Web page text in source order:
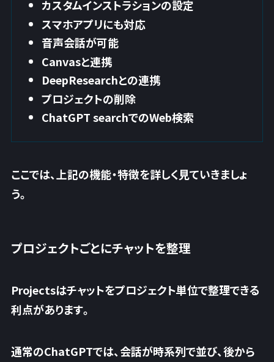
カスタムインストラションの設定
スマホアプリにも対応
音声会話が可能
Canvasと連携
DeepResearchとの連携
プロジェクトの削除
ChatGPT searchでのWeb検索
ここでは、上記の機能・特徴を詳しく見ていきましょ
う。
プロジェクトごとにチャットを整理
Projectsはチャットをプロジェクト単位で整理できる
利点があります。
通常のChatGPTでは、会話が時系列で並び、後から